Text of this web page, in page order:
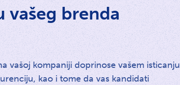
vašeg brenda
vašoj kompaniji doprinose vašem isticanju
kao i tome da vas kandidati